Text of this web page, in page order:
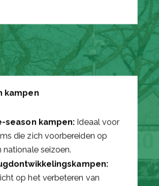
kampen
season kampen: Ideaal voor
die zich voorbereiden op
nationale seizoen.
op het verbeteren van